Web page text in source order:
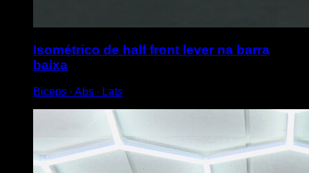
Isométrico de half front lever na barra
baixa
Biceps ∙ Abs ∙ Lats